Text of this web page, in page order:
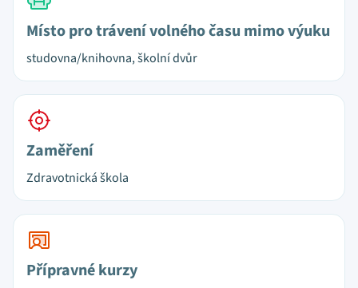
Místo pro trávení volného času mimo výuku
studovna/knihovna, školní dvůr
Zaměření
Zdravotnická škola
Přípravné kurzy